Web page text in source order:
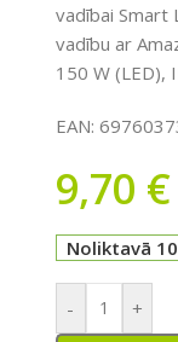
vadībai Smart
vadību ar
150 W (LED),
EAN:
9,70 €
Noliktavā
- +